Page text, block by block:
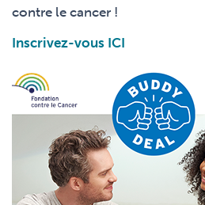
contre le cancer !
Inscrivez-vous ICI